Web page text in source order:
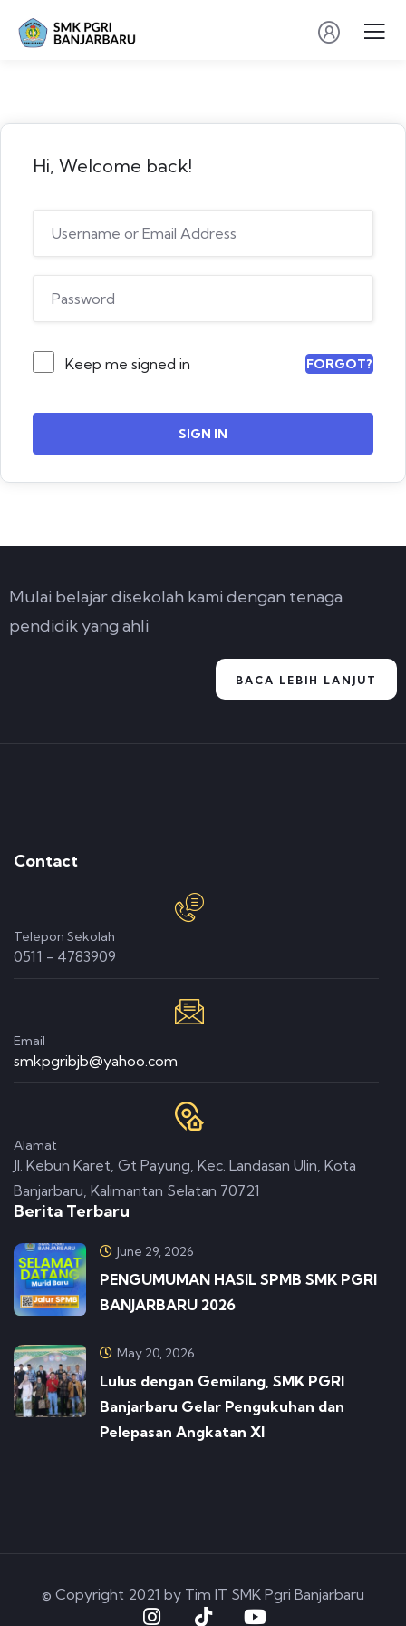
Hi, Welcome back!
Keep me signed in FORGOT?
SIGN IN
Mulai belajar disekolah kami dengan tenaga
pendidik yang ahli
BACA LEBIH LANJUT
Contact
Telepon Sekolah
0511 - 4783909
Email
smkpgribjb@yahoo.com
Alamat
Jl. Kebun Karet, Gt Payung, Kec. Landasan Ulin, Kota
Banjarbaru, Kalimantan Selatan 70721
Berita Terbaru
June 29, 2026
PENGUMUMAN HASIL SPMB SMK PGRI
BANJARBARU 2026
May 20, 2026
Lulus dengan Gemilang, SMK PGRI
Banjarbaru Gelar Pengukuhan dan
Pelepasan Angkatan XI
© Copyright 2021 by Tim IT SMK Pgri Banjarbaru